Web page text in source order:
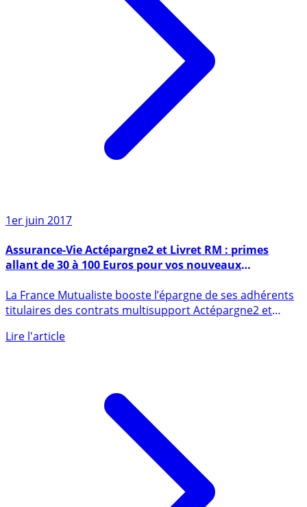
1er juin 2017
allant de 30 à 100 Euros pour vos nouveaux
versements
La France Mutualiste booste l’épargne de ses adhérents
titulaires des contrats multisupport Actépargne2 et